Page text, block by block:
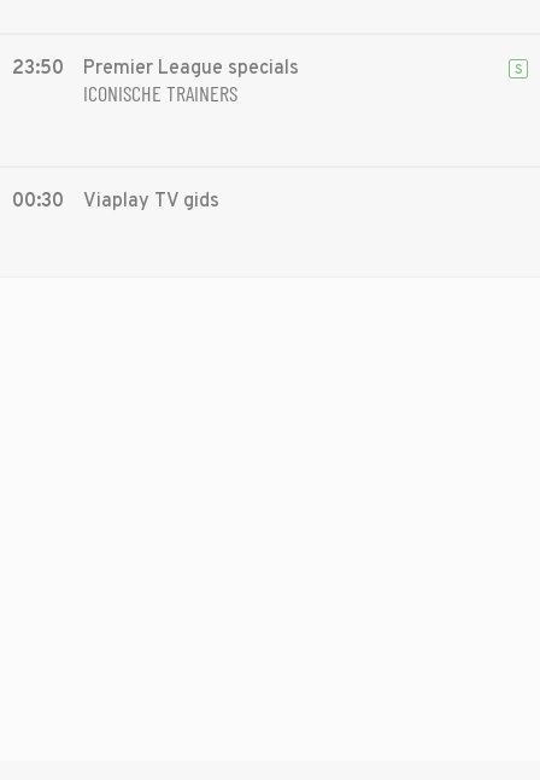
23:50 Premier League specials
ICONISCHE TRAINERS
S
00:30 Viaplay TV gids